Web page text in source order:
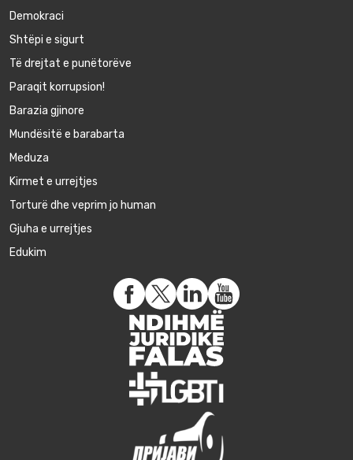
Demokraci
Shtëpi e sigurt
Të drejtat e punëtorëve
Paraqit korrupsion!
Barazia gjinore
Mundësitë e barabarta
Meduza
Kirmet e urrejtjes
Torturë dhe veprim jo human
Gjuha e urrejtjes
Edukim